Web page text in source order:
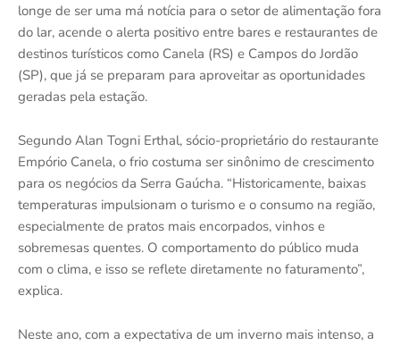
longe de ser uma má notícia para o setor de alimentação fora
do lar, acende o alerta positivo entre bares e restaurantes de
destinos turísticos como Canela (RS) e Campos do Jordão
(SP), que já se preparam para aproveitar as oportunidades
geradas pela estação.
Segundo Alan Togni Erthal, sócio-proprietário do restaurante
Empório Canela, o frio costuma ser sinônimo de crescimento
para os negócios da Serra Gaúcha. “Historicamente, baixas
temperaturas impulsionam o turismo e o consumo na região,
especialmente de pratos mais encorpados, vinhos e
sobremesas quentes. O comportamento do público muda
com o clima, e isso se reflete diretamente no faturamento”,
explica.
Neste ano, com a expectativa de um inverno mais intenso, a